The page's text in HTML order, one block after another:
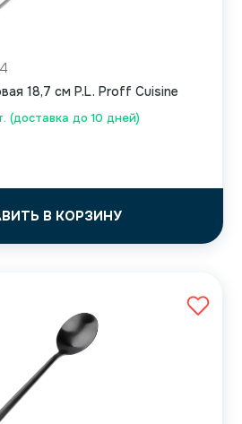
(доставка до 10 дней)
18,7 см P.L. Proff Cuisine
В КОРЗИНУ